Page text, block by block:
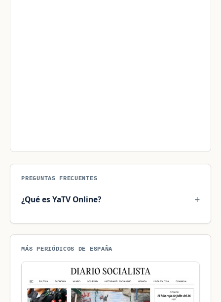
PREGUNTAS FRECUENTES
¿Qué es YaTV Online?
MÁS PERIÓDICOS DE ESPAÑA